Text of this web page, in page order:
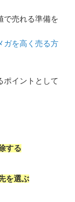
で売れる準備を
ガを高く売る方
ポイントとして
する
を選ぶ